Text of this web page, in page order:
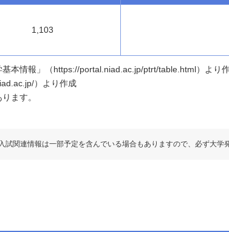
1,103
本情報」（https://portal.niad.ac.jp/ptrt/table.html）より
）より作成
ます。
関連情報は一部予定を含んでいる場合もありますので、必ず大学